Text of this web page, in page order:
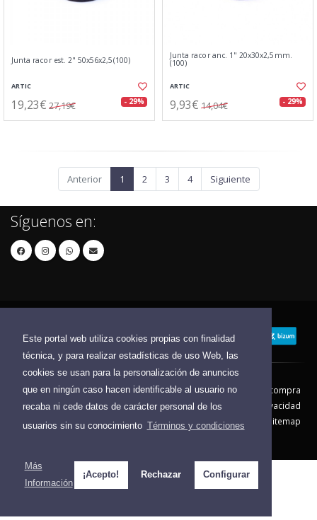
Este portal web utiliza cookies propias con finalidad
técnica, y para realizar estadísticas de uso Web, las
cookies se usan para la personalización de anuncios
que en ningún caso hacen identificable al usuario no
recaba ni cede datos de carácter personal de los
usuarios sin su conocimiento Términos y condiciones
Más
Información
¡Acepto! Rechazar Configurar
Junta racor est. 2" 50x56x2,5(100)
ARTIC
19,23€ 27,19€ - 29%
Junta racor anc. 1" 20x30x2,5mm.
(100)
ARTIC
9,93€ 14,04€ - 29%
Anterior 1 2 3 4 Siguiente
Síguenos en:
Contacto Aviso Legal
Condiciones de compra
Política de envíos
Política de devolución
Política de Privacidad
Política de Cookies
Sitemap